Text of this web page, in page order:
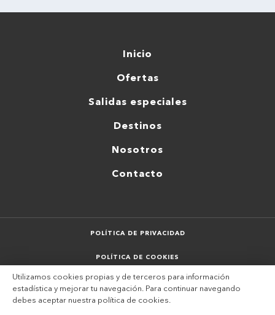
Inicio
Ofertas
Salidas especiales
Destinos
Nosotros
Contacto
POLÍTICA DE PRIVACIDAD
POLÍTICA DE COOKIES
AVISO LEGAL
Utilizamos cookies propias y de terceros para información
estadística y mejorar tu navegación. Para continuar navegando
debes aceptar nuestra política de cookies.